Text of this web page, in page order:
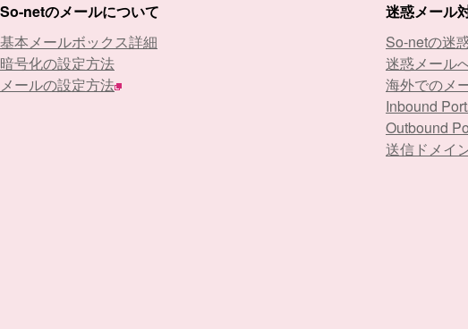
So-netのメールについて
基本メールボックス詳細
暗号化の設定方法
メールの設定方法
迷惑メール
So-netの迷
迷惑メール
海外でのメ
Inbound
Outbound
送信ドメイ